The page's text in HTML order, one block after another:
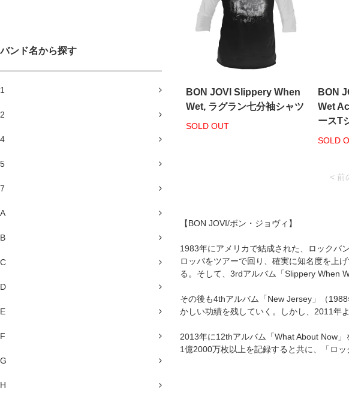
バンド名から探す
1
2
4
5
7
A
B
C
D
E
F
G
H
BON JOVI Slippery When
Wet, ラグラン七分袖シャツ
SOLD OUT
BON
Wet
ースT
SOLD
< 前
【BON JOVI/ボン・ジョヴィ】
1983年にアメリカで結成された、ロックバ
ロッパをツアーで回り、確実に知名度を上
る。そして、3rdアルバム「Slippery When
その後も4thアルバム「New Jersey」（
かしい功績を残していく。しかし、2011年
2013年に12thアルバム「What About Now
1億2000万枚以上を記録すると共に、「ロ